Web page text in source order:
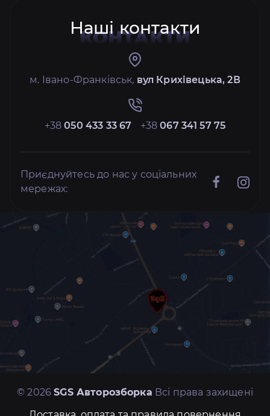
Наші контакти
КОНТАКТИ
м. Івано-Франківськ, вул Крихівецька, 2В
+38050 433 33 67 +38067 341 57 75
Приєднуйтесь до нас у соціальних
мережах:
© 2026SGS Авторозборка Всі права захищені